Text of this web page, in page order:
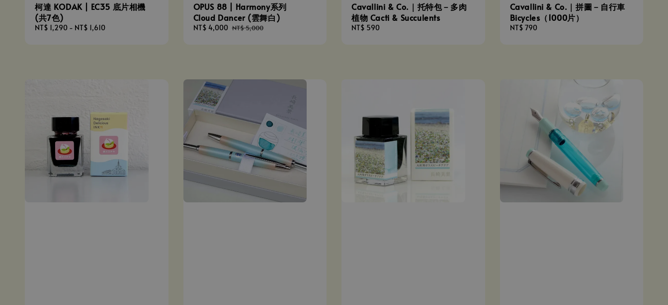
柯達 KODAK | EC35 底片相機
(共7色)
Regular
NT$ 1,290 - NT$ 1,610
OPUS 88 | Harmony系列
Cloud Dancer (雲舞白)
Sale
NT$ 4,000 Regular
NT$ 5,000
Cavallini & Co.｜托特包－多肉
植物 Cacti & Succulents
Regular
NT$ 590
Cavallini & Co.｜拼圖－自行車
Bicycles（1000片）
Regular
NT$ 790